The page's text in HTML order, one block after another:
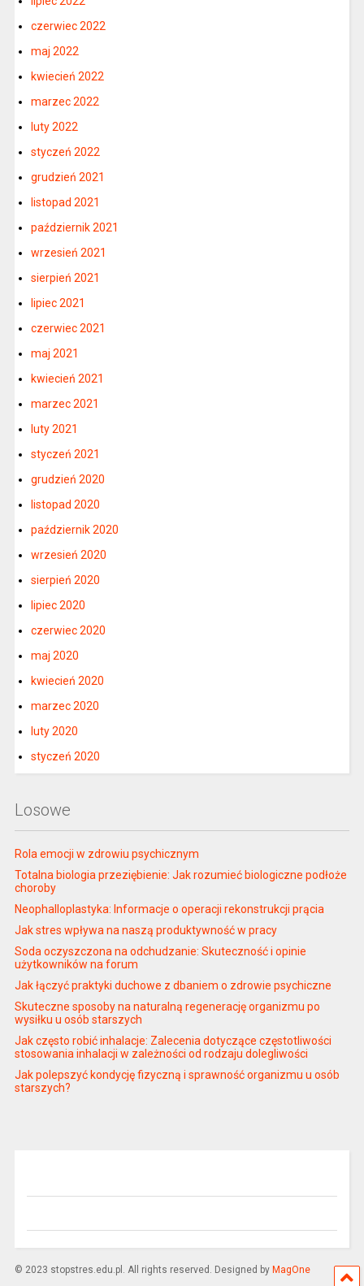
czerwiec 2022
maj 2022
kwiecień 2022
marzec 2022
luty 2022
styczeń 2022
grudzień 2021
listopad 2021
październik 2021
wrzesień 2021
sierpień 2021
lipiec 2021
czerwiec 2021
maj 2021
kwiecień 2021
marzec 2021
luty 2021
styczeń 2021
grudzień 2020
listopad 2020
październik 2020
wrzesień 2020
sierpień 2020
lipiec 2020
czerwiec 2020
maj 2020
kwiecień 2020
marzec 2020
luty 2020
styczeń 2020
Losowe
Rola emocji w zdrowiu psychicznym
Totalna biologia przeziębienie: Jak rozumieć biologiczne podłoże
choroby
Neophalloplastyka: Informacje o operacji rekonstrukcji prącia
Jak stres wpływa na naszą produktywność w pracy
Soda oczyszczona na odchudzanie: Skuteczność i opinie
użytkowników na forum
Jak łączyć praktyki duchowe z dbaniem o zdrowie psychiczne
Skuteczne sposoby na naturalną regenerację organizmu po
wysiłku u osób starszych
Jak często robić inhalacje: Zalecenia dotyczące częstotliwości
stosowania inhalacji w zależności od rodzaju dolegliwości
Jak polepszyć kondycję fizyczną i sprawność organizmu u osób
starszych?
© 2023 stopstres.edu.pl. All rights reserved. Designed by MagOne